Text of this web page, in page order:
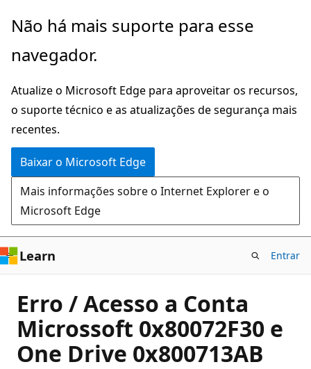
Pular
o
principal
Não há mais suporte para esse
navegador.
Atualize o Microsoft Edge para aproveitar os recursos,
o suporte técnico e as atualizações de segurança mais
recentes.
Baixar o Microsoft Edge
Mais informações sobre o Internet Explorer e o
Microsoft Edge
Learn Entrar
Erro / Acesso a Conta
Microssoft 0x80072F30 e
One Drive 0x800713AB